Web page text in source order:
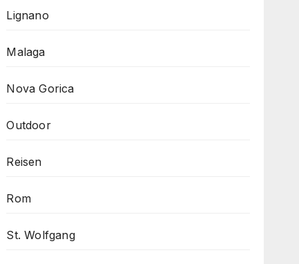
Lignano
Malaga
Nova Gorica
Outdoor
Reisen
Rom
St. Wolfgang